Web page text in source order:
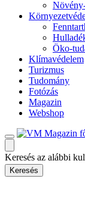
Öko-
Klímavédelem
Turizmus
Tudomány
Fotózás
Magazin
Webshop
Keresés az alábbi